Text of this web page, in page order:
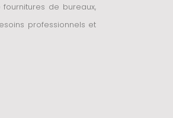
de bureaux,
professionnels et